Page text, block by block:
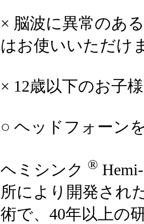
× 脳波に異常のあ
はお使いいただけ
× 12歳以下のお子
○ ヘッドフォーン
ヘミシンク ®
所により開発され
術で、40年以上の